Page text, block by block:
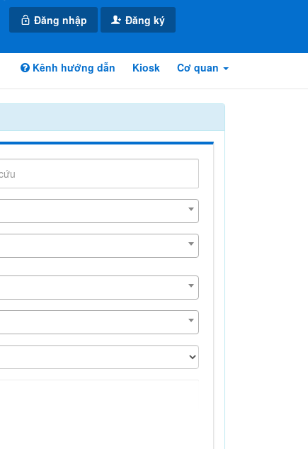
Đăng nhập Đăng ký
Kênh hướng dẫn Kiosk Cơ quan